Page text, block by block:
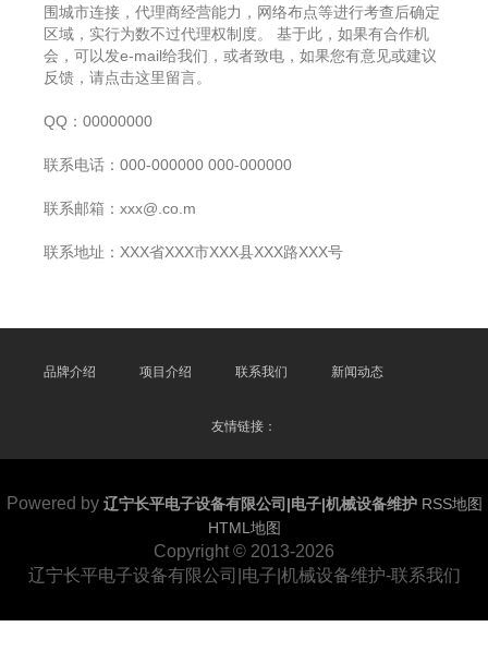
围城市连接，代理商经营能力，网络布点等进行考查后确定
区域，实行为数不过代理权制度。 基于此，如果有合作机
会，可以发e-mail给我们，或者致电，如果您有意见或建议
反馈，请点击这里留言。
QQ：00000000
联系电话：000-000000 000-000000
联系邮箱：xxx@.co.m
联系地址：XXX省XXX市XXX县XXX路XXX号
品牌介绍 项目介绍 联系我们 新闻动态
友情链接：
Powered by 辽宁长平电子设备有限公司|电子|机械设备维护 RSS地图
HTML地图
Copyright © 2013-2026
辽宁长平电子设备有限公司|电子|机械设备维护-联系我们